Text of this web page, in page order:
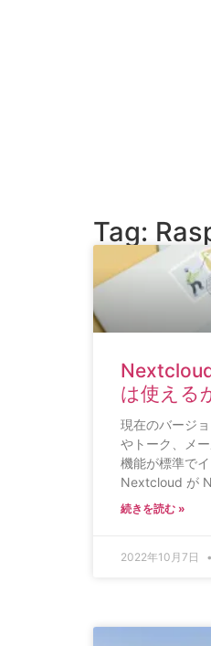
Tag:
は使える
現在のバージ
やトーク、メ
機能が標準で
Nextcloud が
続きを読む »
2022年10月7日